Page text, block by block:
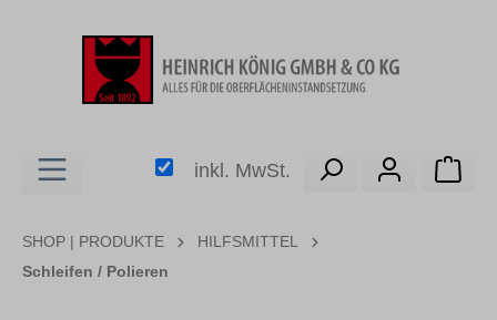
inkl. MwSt.
SHOP | PRODUKTE
HILFSMITTEL
Schleifen / Polieren